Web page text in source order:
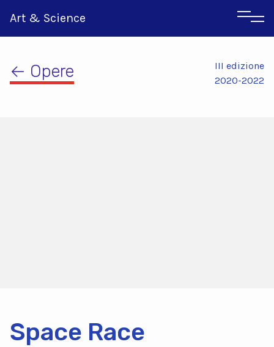
Art & Science
← Opere
III edizione
2020-2022
Space Race